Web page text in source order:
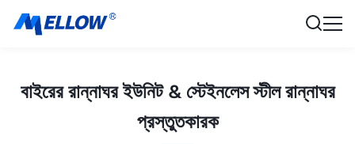
বাইরের রান্নাঘর ইউনিট & স্টেইনলেস স্টীল রান্নাঘর
প্রস্তুতকারক